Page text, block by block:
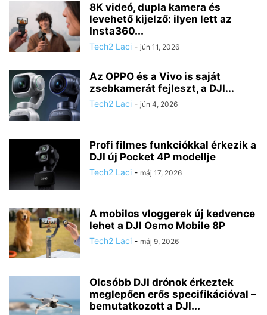
8K videó, dupla kamera és
levehető kijelző: ilyen lett az
Insta360...
Tech2 Laci - jún 11, 2026
Az OPPO és a Vivo is saját
zsebkamerát fejleszt, a DJI...
Tech2 Laci - jún 4, 2026
Profi filmes funkciókkal érkezik a
DJI új Pocket 4P modellje
Tech2 Laci - máj 17, 2026
A mobilos vloggerek új kedvence
lehet a DJI Osmo Mobile 8P
Tech2 Laci - máj 9, 2026
Olcsóbb DJI drónok érkeztek
meglepően erős specifikációval –
bemutatkozott a DJI...